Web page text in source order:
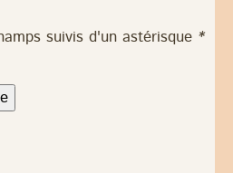
suivis d'un astérisque *